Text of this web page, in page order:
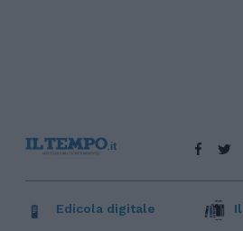
Edicola digitale